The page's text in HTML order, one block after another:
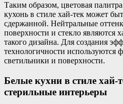
Таким образом, цветовая
кухонь в стиле хай-тек может
сдержанной. Нейтральные
поверхности и стекло являются
такого дизайна. Для создания
технологичности используются
светильники и поверхности.
Белые кухни в стиле хай-
стерильные интерьеры